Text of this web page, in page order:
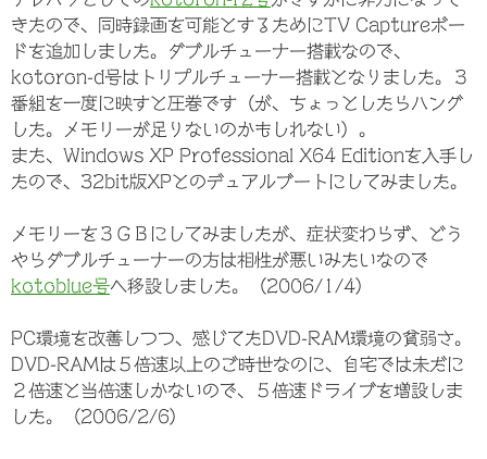
きたので、同時録画を可能とするためにTV Captureボー
ドを追加しました。ダブルチューナー搭載なので、
kotoron-d号はトリプルチューナー搭載となりました。３
番組を一度に映すと圧巻です（が、ちょっとしたらハング
した。メモリーが足りないのかもしれない）。
また、Windows XP Professional X64 Editionを入手し
たので、32bit版XPとのデュアルブートにしてみました。
メモリーを３ＧＢにしてみましたが、症状変わらず、どう
やらダブルチューナーの方は相性が悪いみたいなので
kotoblue号へ移設しました。（2006/1/4）
PC環境を改善しつつ、感じてたDVD-RAM環境の貧弱さ。
DVD-RAMは５倍速以上のご時世なのに、自宅では未だに
２倍速と当倍速しかないので、５倍速ドライブを増設しま
した。（2006/2/6）